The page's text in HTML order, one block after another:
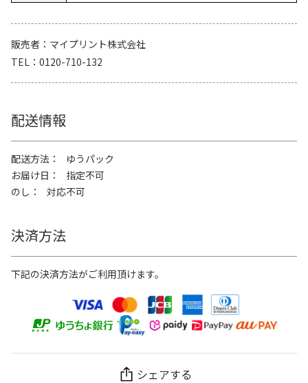
販売者
マイプリント株式会社
TEL
0120-710-132
配送情報
配送方法
ゆうパック
お届け日
指定不可
のし
対応不可
決済方法
下記の決済方法がご利用頂けます。
シェアする